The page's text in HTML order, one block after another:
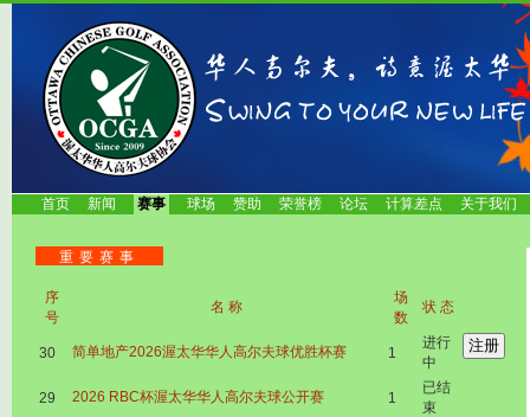
首页 新闻 赛事 球场 赞助 荣誉榜 论坛 计算差点 关于我们
重要赛事
序
号
名称
场
数
状态
30 简单地产2026渥太华华人高尔夫球优胜杯赛 1
进行
中
29 2026 RBC杯渥太华华人高尔夫球公开赛 1
已结
束